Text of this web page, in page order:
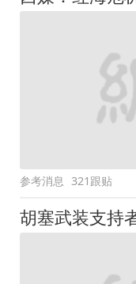
参考消息 321跟贴